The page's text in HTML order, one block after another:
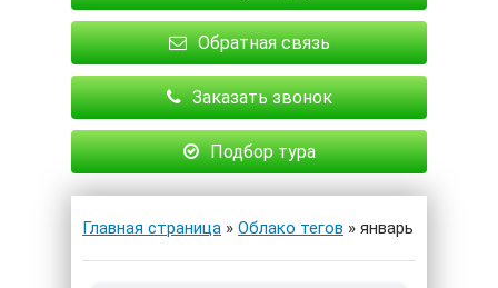
Обратная связь
Заказать звонок
Подбор тура
Главная страница » Облако тегов » январь